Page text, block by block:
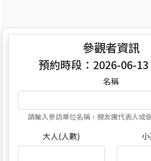
參觀者資訊
預約時段：2026-06-
名稱
請輸入參訪單位名稱，親友團代表人或
大人(人數)